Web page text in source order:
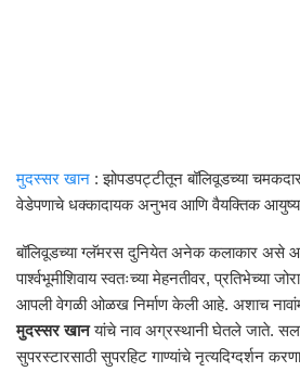
मुदस्सर खान : झोपडपट्टीतून बॉलिवूडच्या चमकदार
वेडेपणाचे धक्कादायक अनुभव आणि वैयक्तिक
बॉलिवूडच्या ग्लॅमरस दुनियेत अनेक कलाकार असे
पार्श्वभूमीशिवाय स्वतःच्या मेहनतीवर, प्रतिभेच्या
आपली वेगळी ओळख निर्माण केली आहे. अशाच
मुदस्सर खानयांचे नाव अग्रस्थानी घेतले जाते.
सुपरस्टारसाठी सुपरहिट गाण्यांचे नृत्यदिग्दर्शन